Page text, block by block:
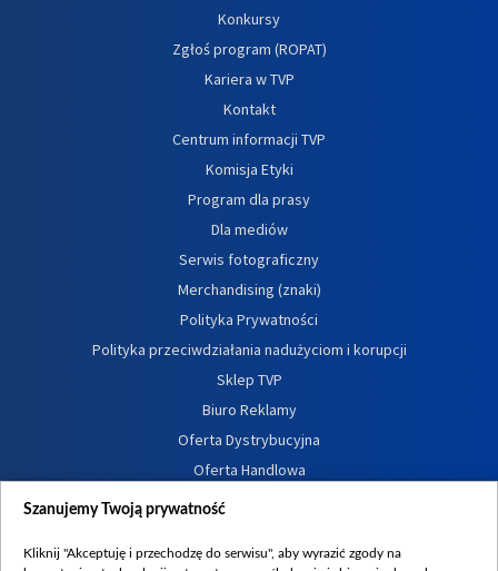
Konkursy
Zgłoś program (ROPAT)
Kariera w TVP
Kontakt
Centrum informacji TVP
Komisja Etyki
Program dla prasy
Dla mediów
Serwis fotograficzny
Merchandising (znaki)
Polityka Prywatności
Polityka przeciwdziałania nadużyciom i korupcji
Sklep TVP
Biuro Reklamy
Oferta Dystrybucyjna
Oferta Handlowa
Dostępność
Procedura zgłoszeń wewnętrznych
Szanujemy Twoją prywatność
Kliknij "Akceptuję i przechodzę do serwisu", aby wyrazić zgody na